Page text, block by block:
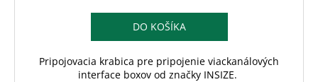
DO KOŠÍKA
Pripojovacia krabica pre pripojenie viackanálových
interface boxov od značky INSIZE.